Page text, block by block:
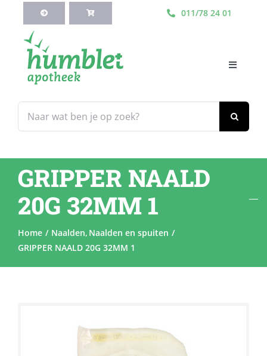
inhoud
011/78 24 01
naar:
Toggle
Webshop
Blog
Diensten
Contacteer Ons
GRIPPER NAALD
20G 32MM 1
Home Naalden Naalden en spuiten
GRIPPER NAALD 20G 32MM 1